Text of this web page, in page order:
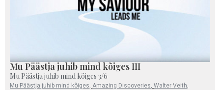
Mu Päästja juhib mind kõiges III
Mu Päästja juhib mind kõiges 3/6
Mu Päästja juhib mind kõiges, Amazing Discoveries, Walter Veith,